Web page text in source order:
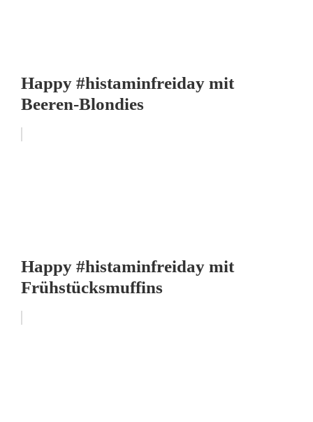
Happy #histaminfreiday mit
Beeren-Blondies
Happy #histaminfreiday mit
Frühstücksmuffins